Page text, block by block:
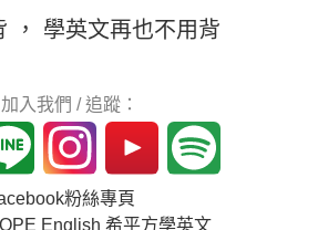
， 學英文再也不用背
加入我們 / 追蹤：
粉絲專頁
English 希平方學英文